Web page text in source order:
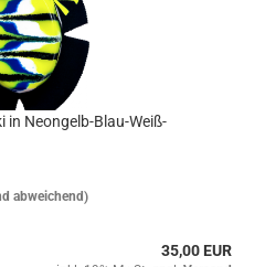
in Neongelb-Blau-Weiß-
abweichend)
35,00 EUR